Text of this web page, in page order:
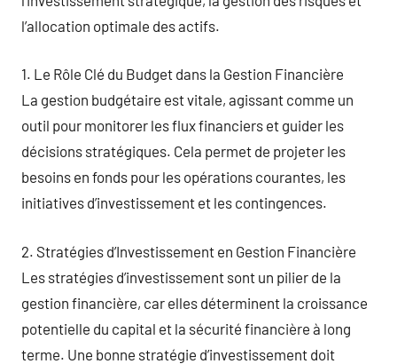
l’allocation optimale des actifs.
1. Le Rôle Clé du Budget dans la Gestion Financière
La gestion budgétaire est vitale, agissant comme un
outil pour monitorer les flux financiers et guider les
décisions stratégiques. Cela permet de projeter les
besoins en fonds pour les opérations courantes, les
initiatives d’investissement et les contingences.
2. Stratégies d’Investissement en Gestion Financière
Les stratégies d’investissement sont un pilier de la
gestion financière, car elles déterminent la croissance
potentielle du capital et la sécurité financière à long
terme. Une bonne stratégie d’investissement doit